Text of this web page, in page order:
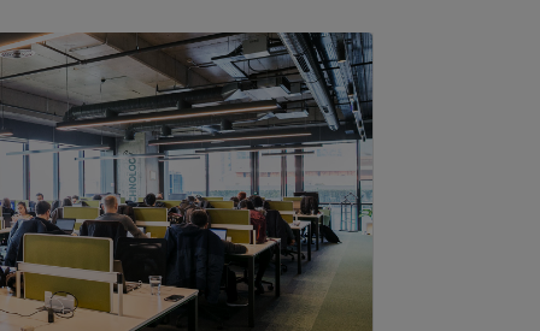
ürüne dönüştürüyoruz. Bugüne
projeyle uzun soluklu iş
ve servisler, bulut